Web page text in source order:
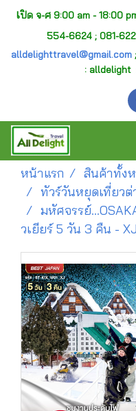
เปิด จ-ศ 9:00 am - 18:00
554-6624 ; 081-
alldelighttravel@gmail.com;
:
หน้าแรก
สินค้าทั้ง
ทัวร์วันหยุดเที่ยวต่
มหัศจรรย์
วเยียร์ 5 วัน 3 คืน - XJ